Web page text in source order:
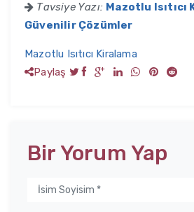
Tavsiye Yazı: Mazotlu Isıtıcı
Güvenilir Çözümler
Mazotlu Isıtıcı Kiralama
Paylaş
Bir Yorum Yap